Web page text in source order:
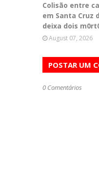
Colisão entre
em Santa Cruz
deixa dois
August 07, 2026
POSTAR UM
0 Comentários